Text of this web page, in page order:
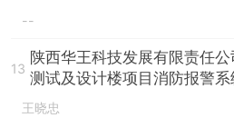
--
13
陕西华王科技发展有限责任
测试及设计楼项目消防报警系
王晓忠